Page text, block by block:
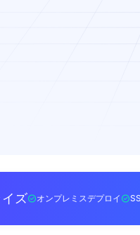
ズ オンプレミスデプロイ